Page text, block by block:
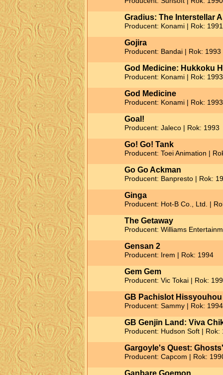
Gradius: The Interstellar
Producent: Konami | Rok: 1991
Gojira
Producent: Bandai | Rok: 1993
God Medicine: Hukkoku
Producent: Konami | Rok: 1993
God Medicine
Producent: Konami | Rok: 1993
Goal!
Producent: Jaleco | Rok: 1993
Go! Go! Tank
Producent: Toei Animation |
Go Go Ackman
Producent: Banpresto | Rok:
Ginga
Producent: Hot-B Co., Ltd. |
The Getaway
Producent: Williams
Gensan 2
Producent: Irem | Rok: 1994
Gem Gem
Producent: Vic Tokai | Rok:
GB Pachislot Hissyouhou
Producent: Sammy | Rok: 1994
GB Genjin Land: Viva
Producent: Hudson Soft | Rok:
Gargoyle's Quest:
Producent: Capcom | Rok:
Ganbare Goemon